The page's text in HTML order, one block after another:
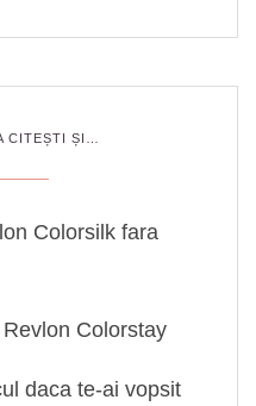
CITEȘTI ȘI…
Colorsilk fara
Colorstay
daca te-ai vopsit